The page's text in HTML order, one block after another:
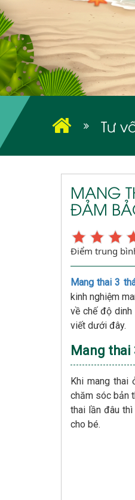
Tư
MANG
ĐẢM
Điểm trung
Mang thai 3
kinh nghiệm
về chế độ
viết dưới đây.
Mang thai
Khi mang thai
chăm sóc bản
thai lần đâu
cho bé.